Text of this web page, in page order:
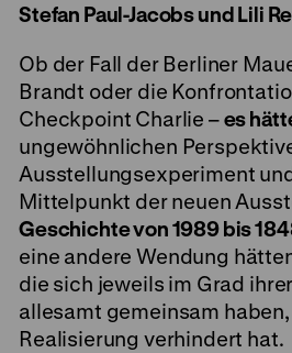
Stefan Paul-Jacobs und Lili
Ob der Fall der Berliner
Brandt oder die
Checkpoint Charlie –es
ungewöhnlichen
Ausstellungsexperiment
Mittelpunkt der neuen
Geschichte von 1989 bis
eine andere Wendung
die sich jeweils im Grad
allesamt gemeinsam
Realisierung verhindert hat.